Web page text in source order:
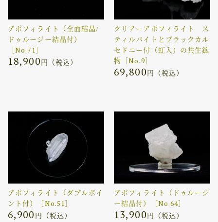
アポフィライト（全面結晶/
ドゥルージー結晶付）
［No.71］
18,900円（税込）
クリアーアポフィライト ス
ティルバイトとブラックカル
セドニー付（虹入）の共生鉱
物［No.9］
69,800円（税込）
アポフィライト（ダブルポイ
ント付）［No.51］
6,900 円（税込）
アポフィライト（ドゥルージ
ー結晶付）［No.64］
13,900円（税込）